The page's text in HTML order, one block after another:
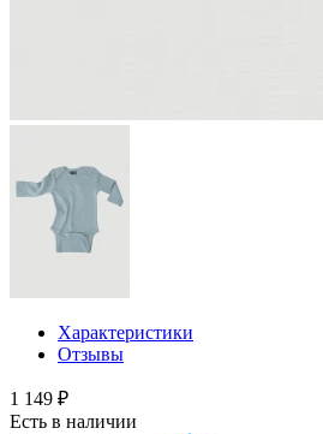
Характеристики
Отзывы
1 149 ₽
Есть в наличии